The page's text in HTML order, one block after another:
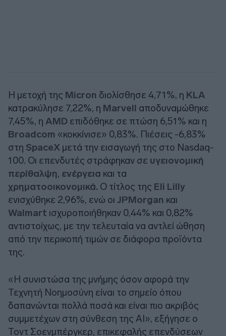
H μετοχή της Micron διολίσθησε 4,71%, η KLA
κατρακύλησε 7,22%, η Marvell αποδυναμώθηκε
7,45%, η AMD επιδόθηκε σε πτώση 6,51% και η
Broadcom «κοκκίνισε» 0,83%. Πιέσεις -6,83%
στη SpaceX μετά την εισαγωγή της στο Nasdaq-
100. Οι επενδυτές στράφηκαν σε υγειονομική
περίθαλψη, ενέργεια και τα
χρηματοοικονομικά. Ο τίτλος της Eli Lilly
ενισχύθηκε 2,96%, ενώ οι JPMorgan και
Walmart ισχυροποιήθηκαν 0,44% και 0,82%
αντιστοίχως, με την τελευταία να αντλεί ώθηση
από την περικοπή τιμών σε διάφορα προϊόντα
της.
«Η συνιστώσα της μνήμης όσον αφορά την
Τεχνητή Νοημοσύνη είναι το σημείο όπου
δαπανώνται πολλά ​ποσά και είναι πιο ακριβός
συμμετέχων στη σύνθεση της ΑΙ», εξήγησε ο
Τοντ Σοενμπέργκερ, επικεφαλής επενδύσεων